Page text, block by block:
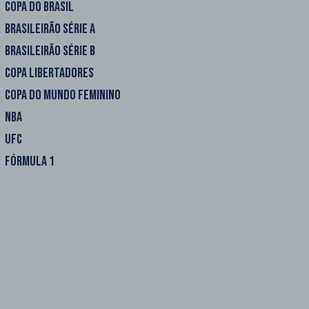
COPA DO BRASIL
BRASILEIRÃO SÉRIE A
BRASILEIRÃO SÉRIE B
COPA LIBERTADORES
COPA DO MUNDO FEMININO
NBA
UFC
FÓRMULA 1